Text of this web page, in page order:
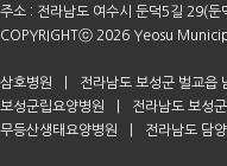
주소 : 전라남도 여수시 둔덕5길 29(둔
COPYRIGHTⓒ 2026 Yeosu
삼호병원 전라남도 보성군 벌교읍
보성군립요양병원
전라남도 보성
무등산생태요양병원
전라남도 담